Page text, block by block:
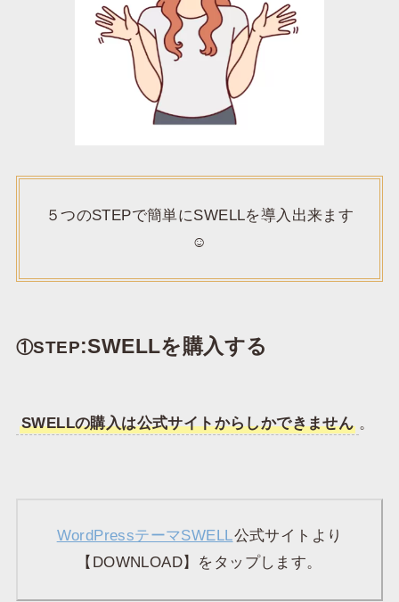
５つのSTEPで簡単にSWELLを導入出来ます
☺️
①STEP:SWELLを購入する
SWELLの購入は公式サイトからしかできません 。
WordPressテーマSWELL公式サイトより
【DOWNLOAD】をタップします。